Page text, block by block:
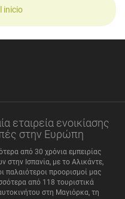
inicio
εταιρεία ενοικίασης
στην Ευρώπη
από 30 χρόνια εμπειρίας
στην Ισπανία, με το Αλικάντε,
παλαιότεροι προορισμοί μας
από 118 τουριστικά
στη Μαγιόρκα, τη